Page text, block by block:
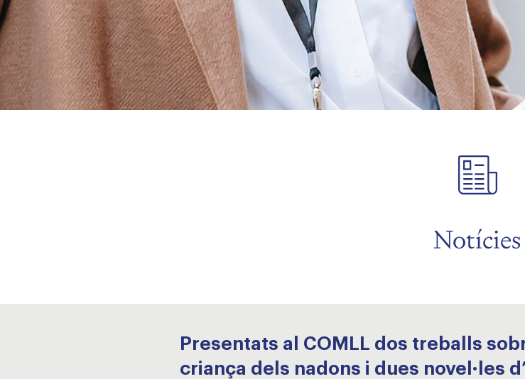
Notícies
Presentats al COMLL dos treballs
criança dels nadons i dues novel·les